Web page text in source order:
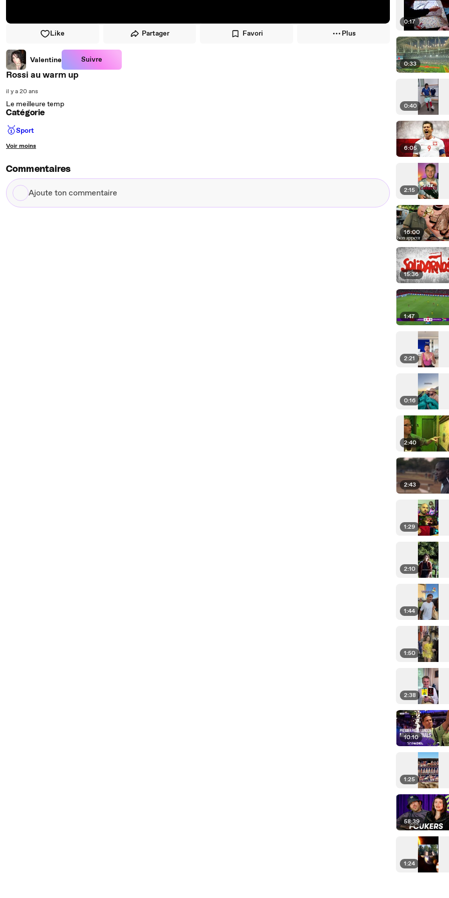
Like Partager Favori Plus
Valentine Suivre
Rossi au warm up
il y a 20 ans
Le meilleure temp
Catégorie
🥇Sport
Voir moins
Commentaires
Ajoute
ton
0:17
0:33
0:40
6:05
2:15
16:00
15:36
1:47
2:21
0:16
2:40
2:43
1:29
2:10
1:44
1:50
2:38
10:10
1:25
58:39
1:24